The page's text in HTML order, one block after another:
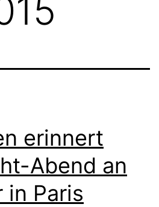
erinnert
Abend an
in Paris